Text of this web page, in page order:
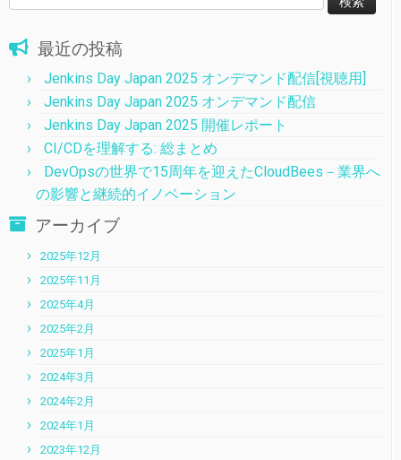
索:
最近の投稿
Jenkins Day Japan 2025 オンデマンド配信[視聴用]
Jenkins Day Japan 2025 オンデマンド配信
Jenkins Day Japan 2025 開催レポート
CI/CDを理解する: 総まとめ
DevOpsの世界で15周年を迎えたCloudBees－業界へ
の影響と継続的イノベーション
アーカイブ
2025年12月
2025年11月
2025年4月
2025年2月
2025年1月
2024年3月
2024年2月
2024年1月
2023年12月